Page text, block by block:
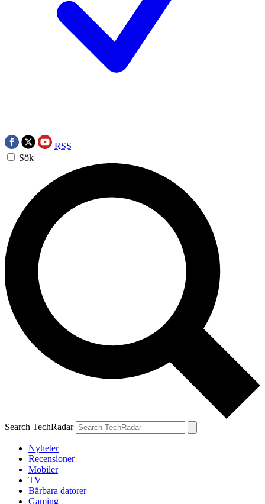
RSS
Sök
Search TechRadar
Nyheter
Recensioner
Mobiler
TV
Bärbara datorer
Gaming